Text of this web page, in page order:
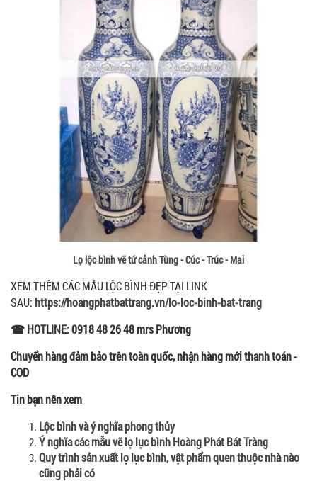
Lọ lộc bình vẽ tứ cảnh Tùng - Cúc - Trúc - Mai
XEM THÊM CÁC MẪU LỘC BÌNH ĐẸP TẠI LINK
SAU: https://hoangphatbattrang.vn/lo-loc-binh-bat-trang
☎ HOTLINE: 0918 48 26 48 mrs Phương
Chuyển hàng đảm bảo trên toàn quốc, nhận hàng mới thanh toán -
COD
Tin bạn nên xem
Lộc bình và ý nghĩa phong thủy
Ý nghĩa các mẫu vẽ lọ lục bình Hoàng Phát Bát Tràng
Quy trình sản xuất lọ lục bình, vật phẩm quen thuộc nhà nào
cũng phải có